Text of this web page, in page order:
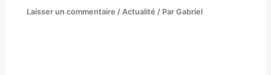
Laisser un commentaire / Actualité / ParGabriel